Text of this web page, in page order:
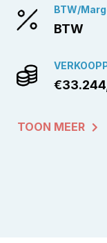
BTW/
BTW
TOON MEER